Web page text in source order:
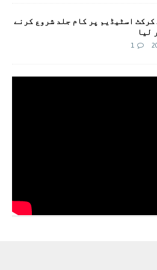
کرکٹ اسٹیڈیم پر کام جلد شروع کرنے
لیا
1